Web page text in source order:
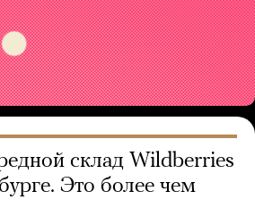
склад Wildberries
Это более чем